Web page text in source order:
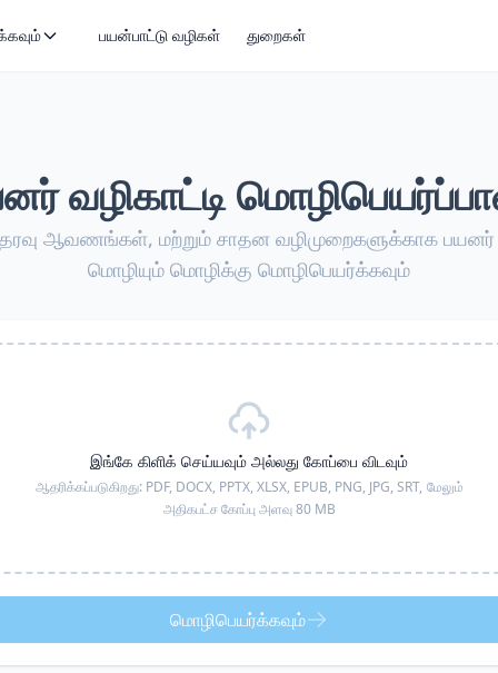
பயன்பாட்டு வழிகள் துறைகள்
வழிகாட்டி
ஆவணங்கள், மற்றும் சாதன வழிமுறைகளுக்காக பயனர்
மொழியும் மொழிக்கு மொழிபெயர்க்கவும்
இங்கே கிளிக் செய்யவும் அல்லது கோப்பை விடவும்
ஆதரிக்கப்படுகிறது: PDF, DOCX, PPTX, XLSX, EPUB, PNG, JPG, SRT, மேலும்
அதிகபட்ச கோப்பு அளவு 80 MB
மொழிபெயர்க்கவும்